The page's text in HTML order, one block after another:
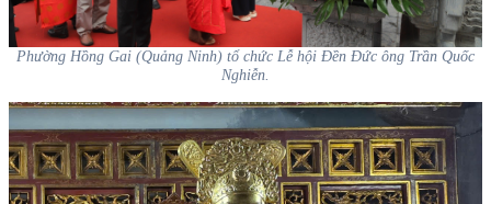
Phường Hồng Gai (Quảng Ninh) tổ chức Lễ hội Đền Đức ông Trần Quốc
Nghiễn.